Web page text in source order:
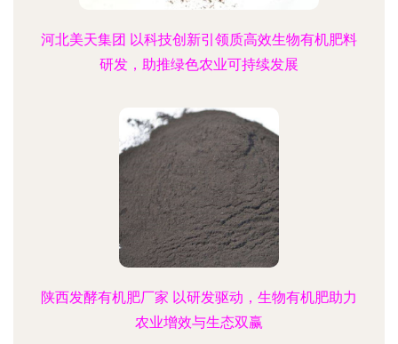
河北美天集团 以科技创新引领质高效生物有机肥料
研发，助推绿色农业可持续发展
陕西发酵有机肥厂家 以研发驱动，生物有机肥助力
农业增效与生态双赢